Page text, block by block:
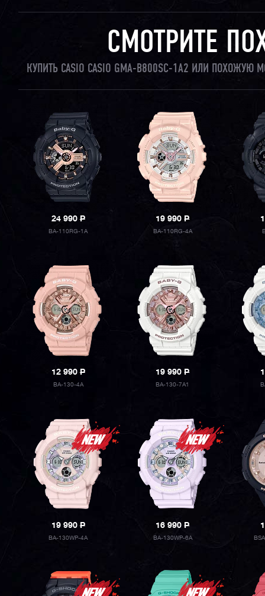
СМОТРИТЕ
КУПИТЬ CASIO CASIO GMA-B800SC-1A2 ИЛИ
24 990P
BA-110RG-1A
19 990P
BA-110RG-4A
12 990P
BA-130-4A
19 990P
BA-130-7A1
19 990P
BA-130WP-4A
16 990P
BA-130WP-6A